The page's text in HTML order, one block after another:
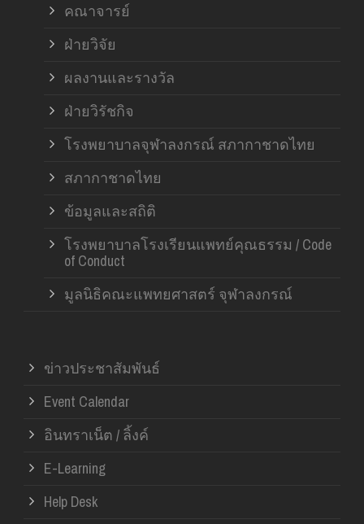
คณาจารย์
ฝ่ายวิจัย
ผลงานและรางวัล
ฝ่ายวิรัชกิจ
โรงพยาบาลจุฬาลงกรณ์ สภากาชาดไทย
สภากาชาดไทย
ข้อมูลและสถิติ
โรงพยาบาลโรงเรียนแพทย์คุณธรรม / Code
of Conduct
มูลนิธิคณะแพทยศาสตร์ จุฬาลงกรณ์
ข่าวประชาสัมพันธ์
Event Calendar
อินทราเน็ต / ลิ้งค์
E-Learning
Help Desk